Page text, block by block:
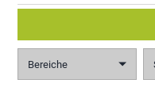
Bereiche